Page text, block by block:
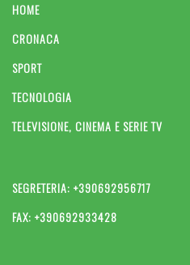
HOME
CRONACA
SPORT
TECNOLOGIA
TELEVISIONE, CINEMA E SERIE TV
SEGRETERIA: +390692956717
FAX: +390692933428